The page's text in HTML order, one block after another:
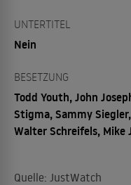
UNTERTITEL
Nein
BESETZUNG
Todd Youth, John
Stigma, Sammy
Walter Schreifels, Mike
Quelle: JustWatch